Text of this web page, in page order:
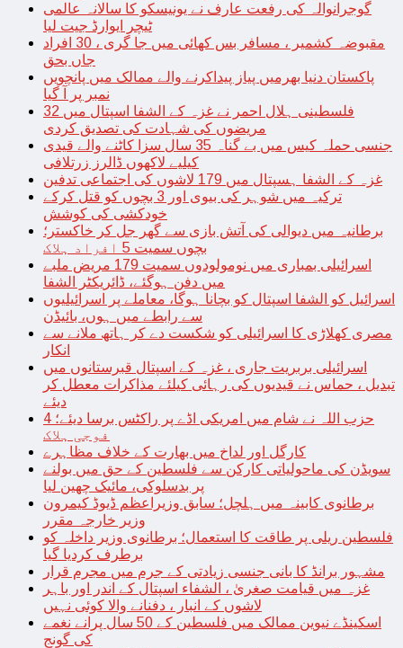
گوجرانوالہ کی رفعت عارف نے یونیسکو کا سالانہ عالمی
ٹیچر ایوارڈ جیت لیا
مقبوضہ کشمیر ، مسافر بس کھائی میں جا گری ، 30 افراد
جاں بحق
پاکستان دنیا بھرمیں پیاز پیداکرنے والے ممالک میں پانچویں
نمبر پر آ گیا
فلسطینی ہلال احمر نے غزہ کے الشفا اسپتال میں 32
مریضوں کی شہادت کی تصدیق کردی
جنسی حملہ کیس میں بے گناہ 35 سال سزا کاٹنے والے قیدی
کیلیے لاکھوں ڈالرز زرتلافی
غزہ کے الشفا ہسپتال میں 179 لاشوں کی اجتماعی تدفین
ترکیہ میں شوہر کی بیوی اور 3 بچوں کو قتل کرکے
خودکشی کی کوشش
برطانیہ میں دیوالی کی آتش بازی سے گھر جل کر خاکستر؛
بچوں سمیت 5 افراد ہلاک
اسرائیلی بمباری میں نومولودوں سمیت 179 مریض ملبے
میں دفن ہوگئے، ڈائریکٹر الشفا
اسرائیل کو الشفا اسپتال کو بچانا ہوگا، معاملے پر اسرائیلیوں
سے رابطے میں ہوں، بائیڈن
مصری کھلاڑی کا اسرائیلی کو شکست دے کر ہاتھ ملانے سے
انکار
اسرائیلی بربریت جاری ، غزہ کے اسپتال قبرستانوں میں
تبدیل ، حماس نے قیدیوں کی رہائی کیلئے مذاکرات معطل کر
دیئے
حزب اللہ نے شام میں امریکی اڈے پر راکٹس برسا دیئے؛ 4
فوجی ہلاک
کارگل اور لداخ میں بھارت کے خلاف مظاہرے
سویڈن کی ماحولیاتی کارکن سے فلسطین کے حق میں بولنے
پر بدسلوکی، مائیک چھین لیا
برطانوی کابینہ میں ہلچل؛ سابق وزیراعظم ڈیوڈ کیمرون
وزیر خارجہ مقرر
فلسطین ریلی پر طاقت کا استعمال؛ برطانوی وزیر داخلہ کو
برطرف کردیا گیا
مشہور برانڈ کا بانی جنسی زیادتی کے جرم میں مجرم قرار
غزہ میں قیامت صغریٰ ، الشفاء اسپتال کے اندر اور باہر
لاشوں کے انبار ، دفنانے والا کوئی نہیں
اسکینڈے نیوین ممالک میں فلسطین کے 50 سال پرانے نغمے
کی گونج